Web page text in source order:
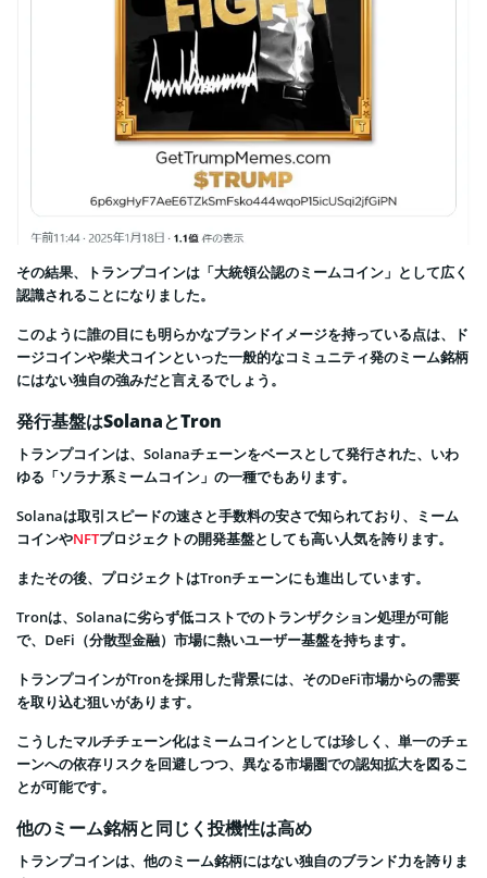
その結果、トランプコインは「大統領公認のミームコイン」として広く
認識されることになりました。
このように誰の目にも明らかなブランドイメージを持っている点は、ド
ージコインや柴犬コインといった一般的なコミュニティ発のミーム銘柄
にはない独自の強みだと言えるでしょう。
発行基盤はSolanaとTron
トランプコインは、Solanaチェーンをベースとして発行された、いわ
ゆる「ソラナ系ミームコイン」の一種でもあります。
Solanaは取引スピードの速さと手数料の安さで知られており、ミーム
コインやNFTプロジェクトの開発基盤としても高い人気を誇ります。
またその後、プロジェクトはTronチェーンにも進出しています。
Tronは、Solanaに劣らず低コストでのトランザクション処理が可能
で、DeFi（分散型金融）市場に熱いユーザー基盤を持ちます。
トランプコインがTronを採用した背景には、そのDeFi市場からの需要
を取り込む狙いがあります。
こうしたマルチチェーン化はミームコインとしては珍しく、単一のチェ
ーンへの依存リスクを回避しつつ、異なる市場圏での認知拡大を図るこ
とが可能です。
他のミーム銘柄と同じく投機性は高め
トランプコインは、他のミーム銘柄にはない独自のブランド力を誇りま